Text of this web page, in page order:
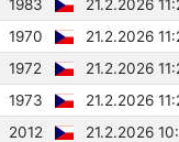
1983
21.2.2026
1970
21.2.2026
1972
21.2.2026
1973
21.2.2026
2012
21.2.2026